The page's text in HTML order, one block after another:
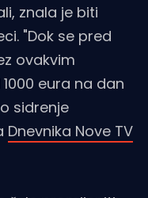
znala je biti
"Dok se pred
ovakvim
eura na dan
sidrenje
Dnevnika Nove TV